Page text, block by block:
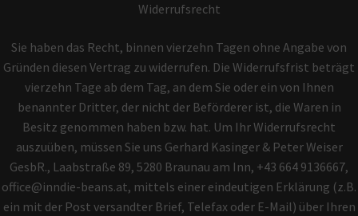
Widerrufsrecht
Sie haben das Recht, binnen vierzehn Tagen ohne Angabe von
Gründen diesen Vertrag zu widerrufen. Die Widerrufsfrist beträgt
vierzehn Tage ab dem Tag, an dem Sie oder ein von Ihnen
benannter Dritter, der nicht der Beförderer ist, die Waren in
Besitz genommen haben bzw. hat. Um Ihr Widerrufsrecht
auszuüben, müssen Sie uns Gerhard Kasinger & Peter Weiser
GesbR., Laabstraße 89, 5280 Braunau am Inn, +43 664 9136667,
office@inndie-beans.at, mittels einer eindeutigen Erklärung (z.B.
ein mit der Post versandter Brief, Telefax oder E-Mail) über Ihren